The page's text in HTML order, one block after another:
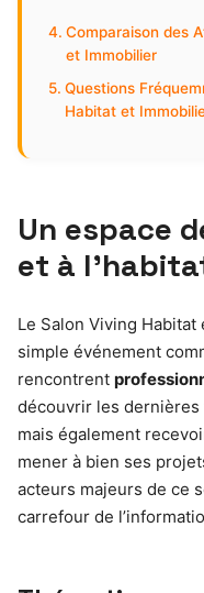
Comparaison des
et Immobilier
Questions
Habitat et
Un espace
et à
Le Salon Viving Habitat
simple événement
rencontrent
découvrir les dernières
mais également
mener à bien ses
acteurs majeurs de ce
carrefour de